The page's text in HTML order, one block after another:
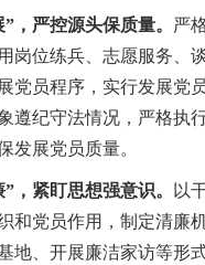
，严控源头保质量。 严
岗位练兵、志愿服务、
党员程序，实行发展党
遵纪守法情况，严格执
发展党员质量。
，紧盯思想强意识。
以
和党员作用，制定清廉
地、开展廉洁家访等形